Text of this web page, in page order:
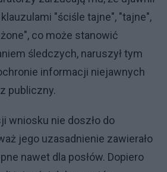
"ściśle tajne", "tajne",
co może stanowić
śledczych, naruszył tym
informacji niejawnych
publiczny.
wniosku nie doszło do
jego uzasadnienie zawierało
nawet dla posłów. Dopiero